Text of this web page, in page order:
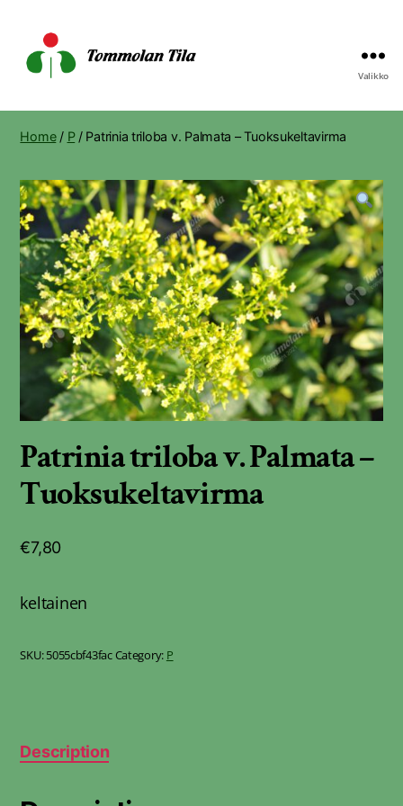
Tila
Valikko
Home/ P/ Patrinia triloba v. Palmata – Tuoksukeltavirma
Patrinia triloba v. Palmata –
Tuoksukeltavirma
€7,80
keltainen
SKU:5055cbf43facCategory: P
Description